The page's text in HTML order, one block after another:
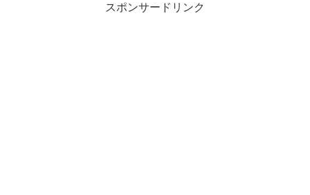
スポンサードリンク